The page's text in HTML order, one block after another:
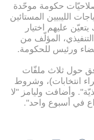
حكومة موحّدة
الليبيين المستائين
عليهم اختيار
المؤلّف من
ورئيس للحكومة.
حول ثلاث ملفّات
انتخابات)، وشروط
وأضافت وليامز "لا
في أسبوع واحد".